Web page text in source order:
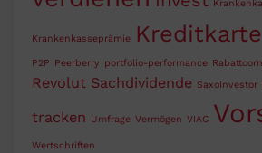
Krankenkasseprämie Kreditkarte
P2P Peerberry portfolio-performance
Revolut Sachdividende SaxoInvestor
tracken Umfrage Vermögen VIAC
Wertschriften